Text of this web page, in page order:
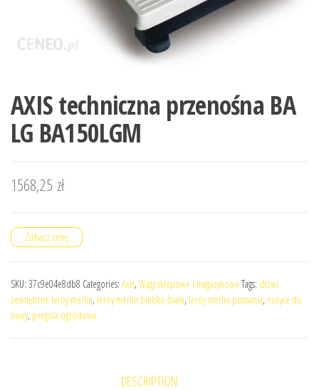
AXIS techniczna przenośna BA
LG BA150LGM
1568,25 zł
Zobacz cenę
SKU: 37c9e04e8db8 Categories: Axis, Wagi sklepowe i magazynowe Tags: drzwi
zewnętrzne leroy merlin, leroy merlin bielsko-biała, leroy merlin posnania, nożyce do
trawy, pergola ogrodowa
DESCRIPTION